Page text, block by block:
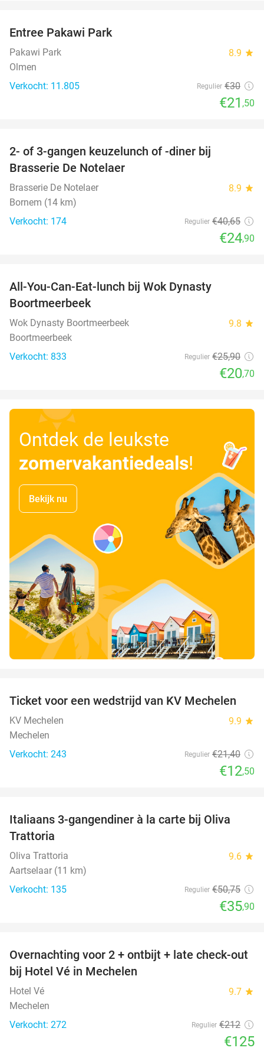
Entree Pakawi Park
Pakawi Park 8.9 star
Olmen
Verkocht: 11.805
Regulier €30
€21 ,50
2- of 3-gangen keuzelunch of -diner bij
Brasserie De Notelaer
Brasserie De Notelaer 8.9 star
Bornem (14 km)
Verkocht: 174
Regulier €40,65
€24,90
All-You-Can-Eat-lunch bij Wok Dynasty
Boortmeerbeek
Wok Dynasty Boortmeerbeek 9.8 star
Boortmeerbeek
Verkocht: 833
Regulier €25,90
€20,70
Ontdek de leukste
zomervakantiedeals!
Bekijk nu
42%
Ticket voor een wedstrijd van KV Mechelen
KV Mechelen 9.9 star
Mechelen
Verkocht: 243
Regulier €21,40
€12,50
29%
Italiaans 3-gangendiner à la carte bij Oliva
Trattoria
Oliva Trattoria 9.6 star
Aartselaar (11 km)
Verkocht: 135
Regulier €50,75
€35,90
41%
Overnachting voor 2 + ontbijt + late check-out
bij Hotel Vé in Mechelen
Hotel Vé 9.7 star
Mechelen
Verkocht: 272
Regulier €212
€125